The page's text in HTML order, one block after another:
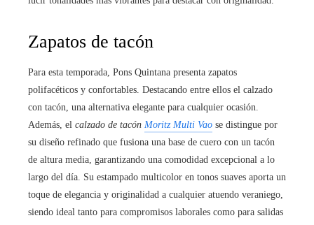
Zapatos de tacón
Para esta temporada, Pons Quintana presenta zapatos
polifacéticos y confortables. Destacando entre ellos el calzado
con tacón, una alternativa elegante para cualquier ocasión.
Además, el calzado de tacón Moritz Multi Vao se distingue por
su diseño refinado que fusiona una base de cuero con un tacón
de altura media, garantizando una comodidad excepcional a lo
largo del día. Su estampado multicolor en tonos suaves aporta un
toque de elegancia y originalidad a cualquier atuendo veraniego,
siendo ideal tanto para compromisos laborales como para salidas